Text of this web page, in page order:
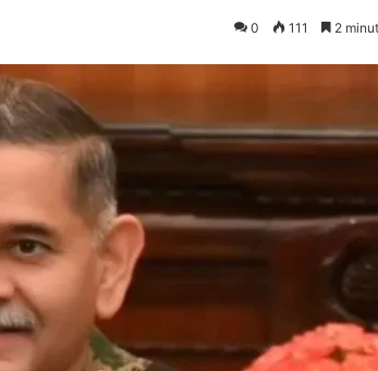
0 111 2